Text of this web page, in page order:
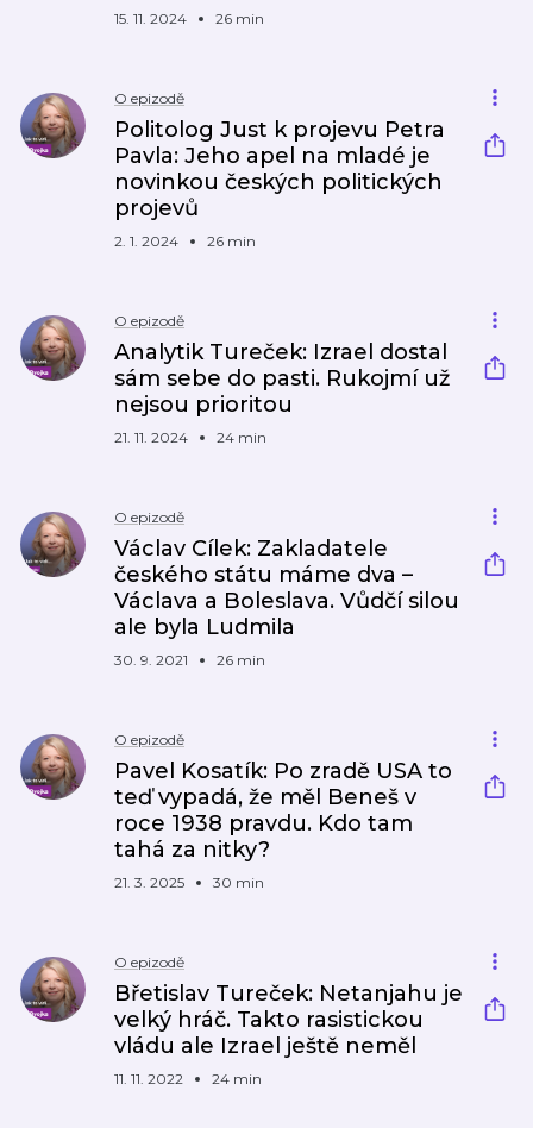
15. 11. 2024 26 min
O epizodě
Politolog Just k projevu Petra
Pavla: Jeho apel na mladé je
novinkou českých politických
projevů
2. 1. 2024 26 min
O epizodě
Analytik Tureček: Izrael dostal
sám sebe do pasti. Rukojmí už
nejsou prioritou
21. 11. 2024 24 min
O epizodě
Václav Cílek: Zakladatele
českého státu máme dva –
Václava a Boleslava. Vůdčí silou
ale byla Ludmila
30. 9. 2021 26 min
O epizodě
Pavel Kosatík: Po zradě USA to
teď vypadá, že měl Beneš v
roce 1938 pravdu. Kdo tam
tahá za nitky?
21. 3. 2025 30 min
O epizodě
Břetislav Tureček: Netanjahu je
velký hráč. Takto rasistickou
vládu ale Izrael ještě neměl
11. 11. 2022 24 min